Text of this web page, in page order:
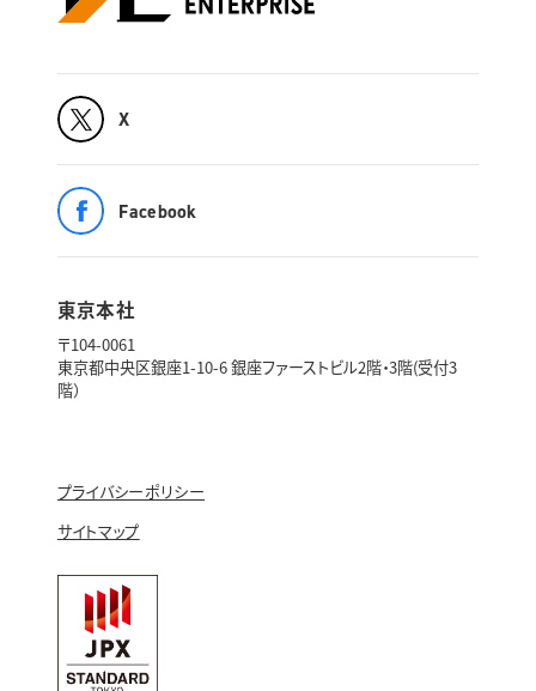
X
Facebook
東京本社
〒104-0061
東京都中央区銀座1-10-6 銀座ファーストビル2階・3階(受付3
階）
プライバシーポリシー
サイトマップ